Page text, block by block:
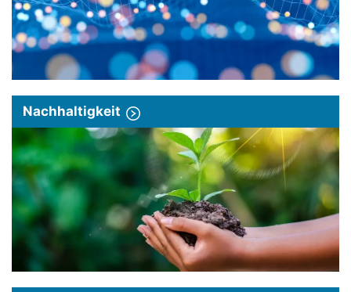
Nachhaltigkeit